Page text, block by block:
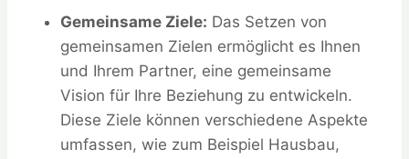
Gemeinsame Ziele: Das Setzen von
gemeinsamen Zielen ermöglicht es Ihnen
und Ihrem Partner, eine gemeinsame
Vision für Ihre Beziehung zu entwickeln.
Diese Ziele können verschiedene Aspekte
umfassen, wie zum Beispiel Hausbau,